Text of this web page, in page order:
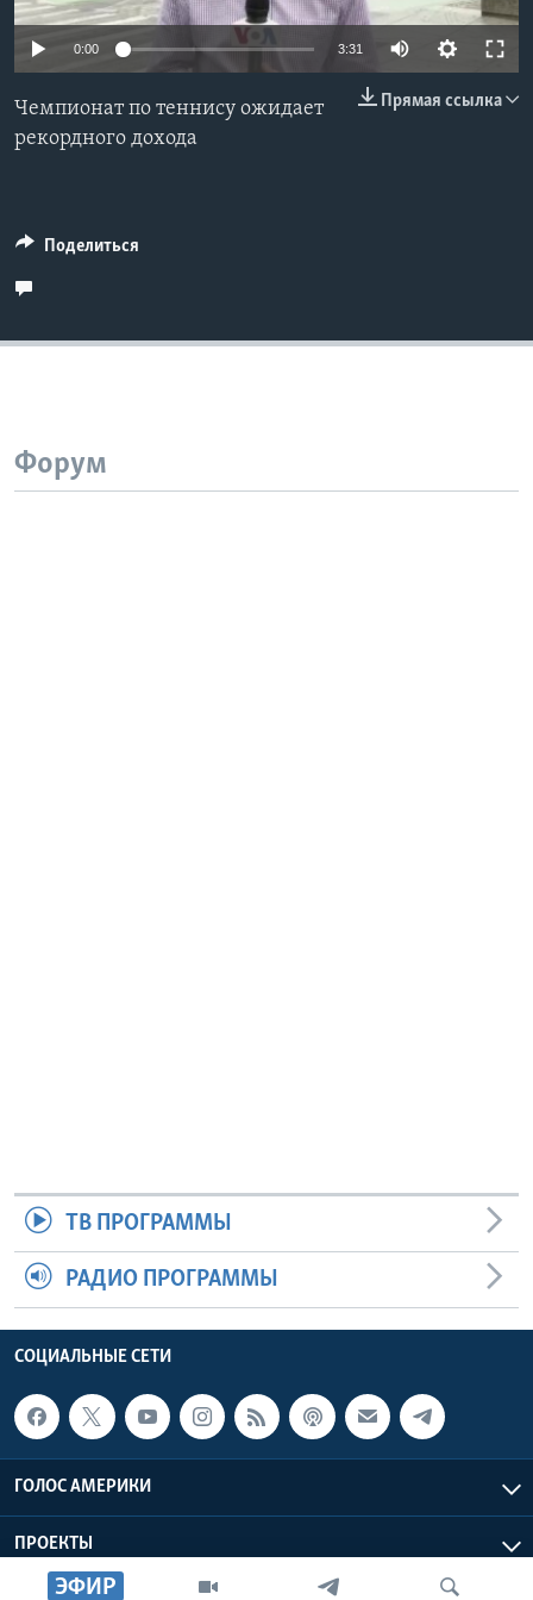
Learning English
СОЦИАЛЬНЫЕ СЕТИ
ЭФИР
0:00 3:31
Прямая ссылка
Чемпионат по теннису ожидает
рекордного дохода
Поделиться
Форум
ТВ ПРОГРАММЫ
РАДИО ПРОГРАММЫ
СОЦИАЛЬНЫЕ СЕТИ
ГОЛОС АМЕРИКИ
ПРОЕКТЫ